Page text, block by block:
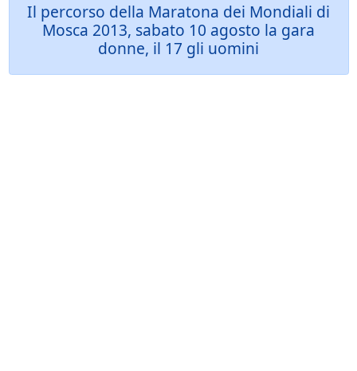
Il percorso della Maratona dei Mondiali di
Mosca 2013, sabato 10 agosto la gara
donne, il 17 gli uomini